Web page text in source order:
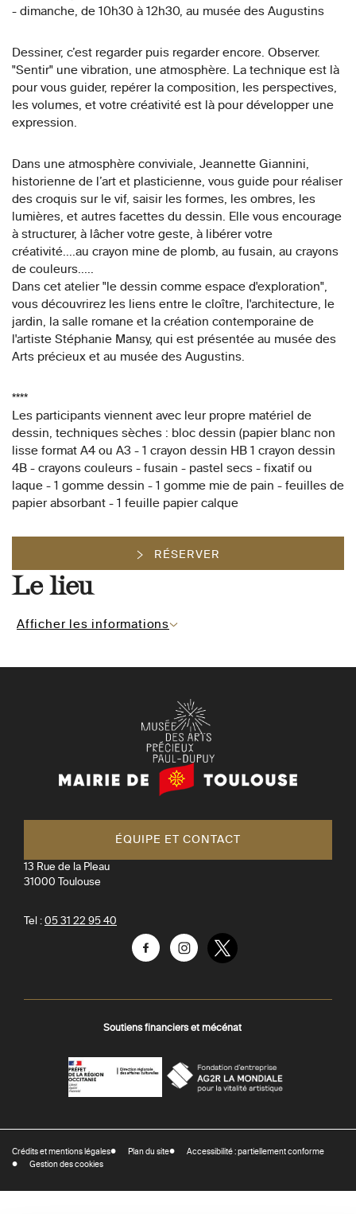
- dimanche, de 10h30 à 12h30, au musée des Augustins
Dessiner, c’est regarder puis regarder encore. Observer.
"Sentir" une vibration, une atmosphère. La technique est là
pour vous guider, repérer la composition, les perspectives,
les volumes, et votre créativité est là pour développer une
expression.
Dans une atmosphère conviviale, Jeannette Giannini,
historienne de l’art et plasticienne, vous guide pour réaliser
des croquis sur le vif, saisir les formes, les ombres, les
lumières, et autres facettes du dessin. Elle vous encourage
à structurer, à lâcher votre geste, à libérer votre
créativité....au crayon mine de plomb, au fusain, au crayons
de couleurs.....
Dans cet atelier "le dessin comme espace d'exploration",
vous découvrirez les liens entre le cloître, l'architecture, le
jardin, la salle romane et la création contemporaine de
l'artiste Stéphanie Mansy, qui est présentée au musée des
Arts précieux et au musée des Augustins.
****
Les participants viennent avec leur propre matériel de
dessin, techniques sèches : bloc dessin (papier blanc non
lisse format A4 ou A3 - 1 crayon dessin HB 1 crayon dessin
4B - crayons couleurs - fusain - pastel secs - fixatif ou
laque - 1 gomme dessin - 1 gomme mie de pain - feuilles de
papier absorbant - 1 feuille papier calque
RÉSERVER
Le lieu
Afficher les informations
Mairie
de
ÉQUIPE ET CONTACT
13 Rue de la Pleau
31000
Toulouse
Tel : 05 31 22 95 40
FacebookInstagramTwitter
Soutiens financiers et mécénat
-
régionale
Crédits et mentions légales Plan du site
Accessibilité : partiellement conforme
Gestion des cookies